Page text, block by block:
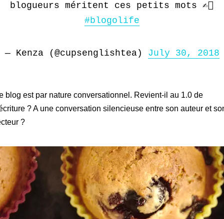
blogueurs méritent ces petits mots ✍🏻
#blogolife
— Kenza (@cupsenglishtea) July 30, 2018
blog est par nature conversationnel. Revient-il au 1.0 de
? A une conversation silencieuse entre son auteur et
?